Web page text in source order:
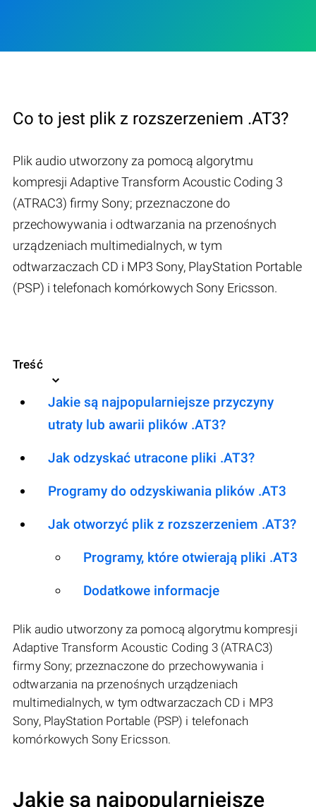
Co to jest plik z rozszerzeniem .AT3?
Plik audio utworzony za pomocą algorytmu
kompresji Adaptive Transform Acoustic Coding 3
(ATRAC3) firmy Sony; przeznaczone do
przechowywania i odtwarzania na przenośnych
urządzeniach multimedialnych, w tym
odtwarzaczach CD i MP3 Sony, PlayStation Portable
(PSP) i telefonach komórkowych Sony Ericsson.
Treść
Jakie są najpopularniejsze przyczyny
utraty lub awarii plików .AT3?
Jak odzyskać utracone pliki .AT3?
Programy do odzyskiwania plików .AT3
Jak otworzyć plik z rozszerzeniem .AT3?
Programy, które otwierają pliki .AT3
Dodatkowe informacje
Plik audio utworzony za pomocą algorytmu kompresji
Adaptive Transform Acoustic Coding 3 (ATRAC3)
firmy Sony; przeznaczone do przechowywania i
odtwarzania na przenośnych urządzeniach
multimedialnych, w tym odtwarzaczach CD i MP3
Sony, PlayStation Portable (PSP) i telefonach
komórkowych Sony Ericsson.
Jakie są najpopularniejsze